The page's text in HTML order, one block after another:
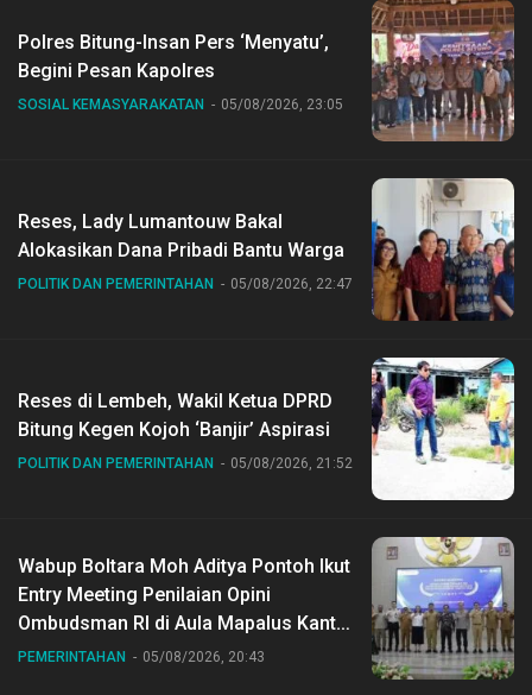
Polres Bitung-Insan Pers ‘Menyatu’,
Begini Pesan Kapolres
SOSIAL KEMASYARAKATAN 05/08/2026, 23:05
Reses, Lady Lumantouw Bakal
Alokasikan Dana Pribadi Bantu Warga
POLITIK DAN PEMERINTAHAN 05/08/2026, 22:47
Reses di Lembeh, Wakil Ketua DPRD
Bitung Kegen Kojoh ‘Banjir’ Aspirasi
POLITIK DAN PEMERINTAHAN 05/08/2026, 21:52
Wabup Boltara Moh Aditya Pontoh Ikut
Entry Meeting Penilaian Opini
Ombudsman RI di Aula Mapalus Kantur
Gubernur Sulut
PEMERINTAHAN 05/08/2026, 20:43